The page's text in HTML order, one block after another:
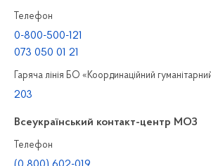
Телефон
0-800-500-121
073 050 01 21
Гаряча лінія БО «Координаційний
203
Всеукраїнський контакт-центр МОЗ
Телефон